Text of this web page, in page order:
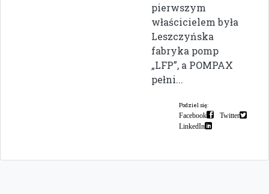
pierwszym
właścicielem była
Leszczyńska
fabryka pomp
„LFP”, a POMPAX
pełni...
Podziel się:
Facebook
Twitter
LinkedIn